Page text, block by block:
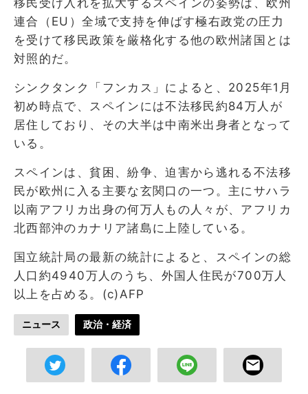
連合（EU）全域で支持を伸ばす極右政党の圧力
を受けて移民政策を厳格化する他の欧州諸国とは
対照的だ。
シンクタンク「フンカス」によると、2025年1月
初め時点で、スペインには不法移民約84万人が
居住しており、その大半は中南米出身者となって
いる。
スペインは、貧困、紛争、迫害から逃れる不法移
民が欧州に入る主要な玄関口の一つ。主にサハラ
以南アフリカ出身の何万人もの人々が、アフリカ
北西部沖のカナリア諸島に上陸している。
国立統計局の最新の統計によると、スペインの総
人口約4940万人のうち、外国人住民が700万人
以上を占める。(c)AFP
ニュース 政治・経済